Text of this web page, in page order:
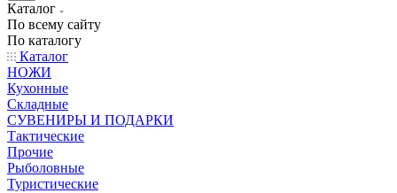
Каталог
По всему сайту
По каталогу
Каталог
НОЖИ
Кухонные
Складные
СУВЕНИРЫ И ПОДАРКИ
Тактические
Прочие
Рыболовные
Туристические